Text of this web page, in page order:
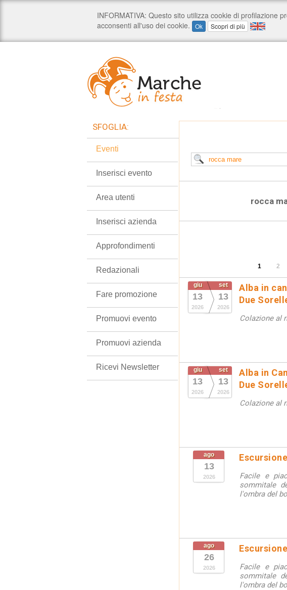
rocca
1 2
giu
13
2026
set
13
2026
Alba in
Due
Colazione al
giu
13
2026
set
13
2026
Alba in
Due
Colazione al
ago
13
2026
Facile e
sommitale
l'ombra del
ago
26
2026
Facile e
sommitale
l'ombra del
SFOGLIA:
Eventi
Inserisci evento
Area utenti
Inserisci azienda
Approfondimenti
Redazionali
Fare promozione
Promuovi evento
Promuovi azienda
Ricevi Newsletter